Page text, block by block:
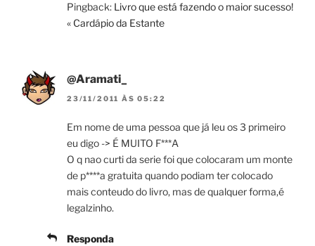
Pingback: Livro que está fazendo o maior sucesso!
« Cardápio da Estante
@Aramati_
23/11/2011 ÀS 05:22
Em nome de uma pessoa que já leu os 3 primeiro
eu digo -> É MUITO F***A
O q nao curti da serie foi que colocaram um monte
de p****a gratuita quando podiam ter colocado
mais conteudo do livro, mas de qualquer forma,é
legalzinho.
Responda